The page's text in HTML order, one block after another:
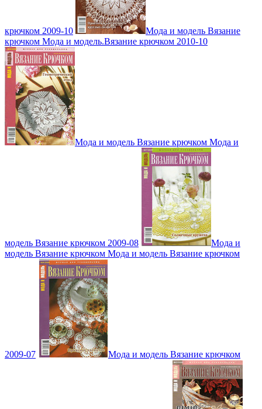
крючком 2009-10
Мода и модель Вязание
крючком Мода и модель.Вязание крючком 2010-10
Мода и модель Вязание крючком Мода и
модель Вязание крючком 2009-08
Мода и
модель Вязание крючком Мода и модель Вязание крючком
2009-07 Мода и модель Вязание крючком